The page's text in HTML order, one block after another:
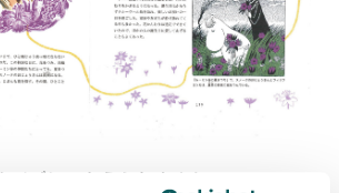
イズにこたえられますか？